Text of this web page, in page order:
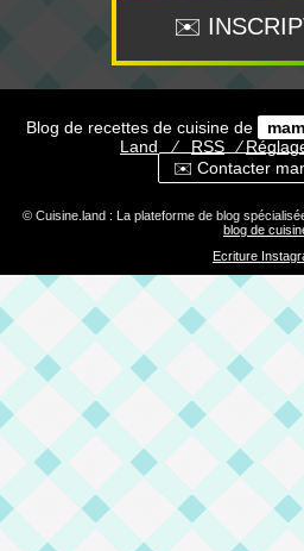
Blog de recettes de cuisine de
Land
⁄ RSS ⁄
✉️ Contacter
© Cuisine.land : La plateforme de blog
blog de
Ecriture